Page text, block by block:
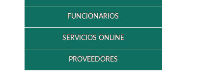
FUNCIONARIOS
SERVICIOS ONLINE
PROVEEDORES